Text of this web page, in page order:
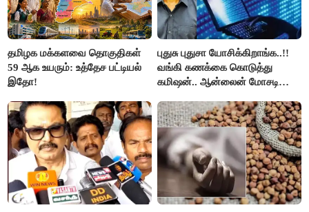
தமிழக மக்களவை தொகுதிகள்
59 ஆக உயரும்: உத்தேச பட்டியல்
இதோ!
புதுசு புதுசா யோசிக்கிறாங்க..!!
வங்கி கணக்கை கொடுத்து
கமிஷன்.. ஆன்லைன் மோசடி
கைது..!!